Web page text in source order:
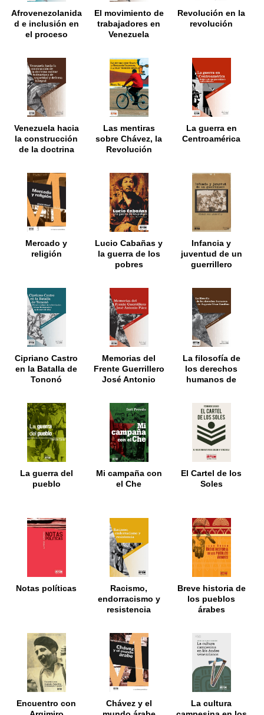
Afrovenezolanida
d e inclusión en
el proceso
El movimiento de
trabajadores en
Venezuela
Bolivariana:
1999-2012
Revolución en la
revolución
Venezuela hacia
la construcción
de la doctrina
seguridad y
defensa integral
Las mentiras
sobre Chávez, la
Revolución
española
La guerra en
Centroamérica
Mercado y
religión
Lucio Cabañas y
la guerra de los
pobres
Infancia y
juventud de un
guerrillero
Cipriano Castro
en la Batalla de
Tononó
Memorias del
Frente Guerrillero
José Antonio
La filosofía de
los derechos
humanos de
La guerra del
pueblo
Mi campaña con
el Che
El Cartel de los
Soles
Notas políticas
Racismo,
endorracismo y
resistencia
Breve historia de
los pueblos
árabes
Encuentro con
Chávez y el
La cultura